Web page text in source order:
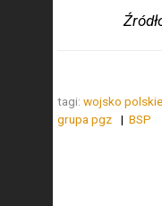
tagi: wojsko polskie
grupa pgz
BSP